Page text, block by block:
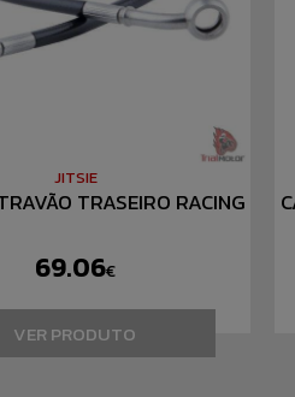
JITSIE
TRASEIRO RACING
69.06€
VER PRODUTO